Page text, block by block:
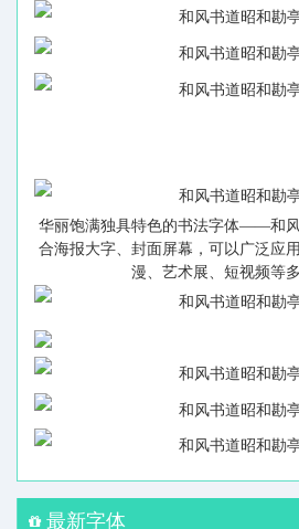
华丽饱满独具特色的书法字体——和
合海报大字、封面屏幕，可以广泛应
漫、艺术展、短视频等多
最新字体